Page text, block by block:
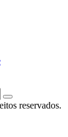
reservados.